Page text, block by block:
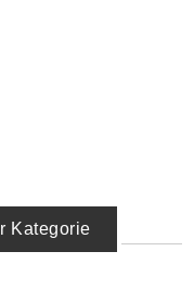
Kategorie